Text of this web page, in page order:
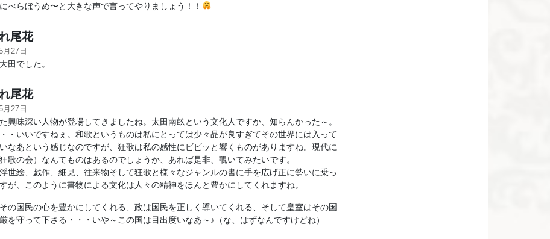
べらぼうめ〜と大きな声で言ってやりましょう！！
尾花
月27日
田でした。
尾花
月27日
興味深い人物が登場してきましたね。太田南畝という文化人ですか、知らんかった～。
・いいですねぇ。和歌というものは私にとっては少々品が良すぎてその世界には入って
なあという感じなのですが、狂歌は私の感性にビビッと響くものがありますね。現代に
歌の会）なんてものはあるのでしょうか、あれば是非、覗いてみたいです。
世絵、戯作、細見、往来物そして狂歌と様々なジャンルの書に手を広げ正に勢いに乗っ
が、このように書物による文化は人々の精神をほんと豊かにしてくれますね。
の国民の心を豊かにしてくれる、政は国民を正しく導いてくれる、そして皇室はその国
を守って下さる・・・いや～この国は目出度いなあ～♪（な、はずなんですけどね）